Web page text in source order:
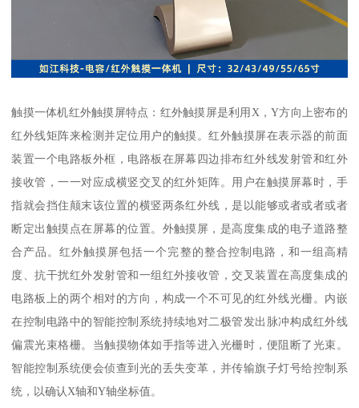
触摸一体机红外触摸屏特点：红外触摸屏是利用X，Y方向上密布的
红外线矩阵来检测并定位用户的触摸。红外触摸屏在表示器的前面
装置一个电路板外框，电路板在屏幕四边排布红外线发射管和红外
接收管，一一对应成横竖交叉的红外矩阵。用户在触摸屏幕时，手
指就会挡住颠末该位置的横竖两条红外线，是以能够或者或者或者
断定出触摸点在屏幕的位置。外触摸屏，是高度集成的电子道路整
合产品。红外触摸屏包括一个完整的整合控制电路，和一组高精
度、抗干扰红外发射管和一组红外接收管，交叉装置在高度集成的
电路板上的两个相对的方向，构成一个不可见的红外线光栅。内嵌
在控制电路中的智能控制系统持续地对二极管发出脉冲构成红外线
偏震光束格栅。当触摸物体如手指等进入光栅时，便阻断了光束。
智能控制系统便会侦查到光的丢失变革，并传输旗子灯号给控制系
统，以确认X轴和Y轴坐标值。